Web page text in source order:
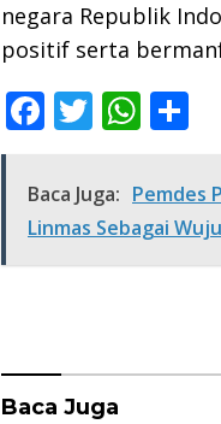
negara Republik
positif serta
F
e
b
o
T
itt
er
W
at
s
A
ar
e
Baca Juga: Pemdes
Linmas Sebagai
Baca Juga